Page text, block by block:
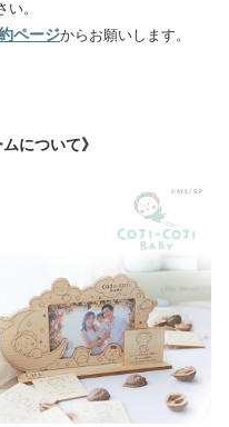
。
ページからお願いします。
について》